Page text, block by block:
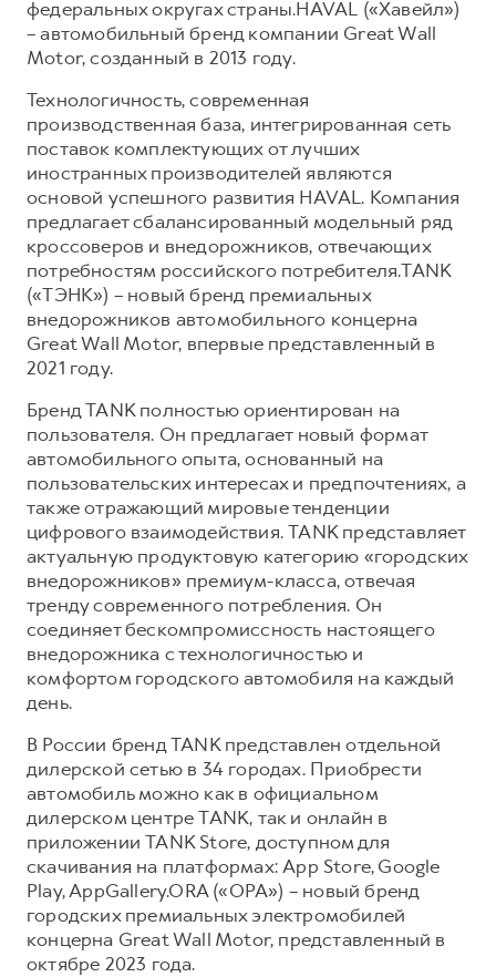
федеральных округах страны.HAVAL («Хавейл»)
– автомобильный бренд компании Great Wall
Motor, созданный в 2013 году.
Технологичность, современная
производственная база, интегрированная сеть
поставок комплектующих от лучших
иностранных производителей являются
основой успешного развития HAVAL. Компания
предлагает сбалансированный модельный ряд
кроссоверов и внедорожников, отвечающих
потребностям российского потребителя.TANK
(«ТЭНК») – новый бренд премиальных
внедорожников автомобильного концерна
Great Wall Motor, впервые представленный в
2021 году.
Бренд TANK полностью ориентирован на
пользователя. Он предлагает новый формат
автомобильного опыта, основанный на
пользовательских интересах и предпочтениях, а
также отражающий мировые тенденции
цифрового взаимодействия. TANK представляет
актуальную продуктовую категорию «городских
внедорожников» премиум-класса, отвечая
тренду современного потребления. Он
соединяет бескомпромиссность настоящего
внедорожника с технологичностью и
комфортом городского автомобиля на каждый
день.
В России бренд TANK представлен отдельной
дилерской сетью в 34 городах. Приобрести
автомобиль можно как в официальном
дилерском центре TANK, так и онлайн в
приложении TANK Store, доступном для
скачивания на платформах: App Store, Google
Play, AppGallery.ORA («ОРА») – новый бренд
городских премиальных электромобилей
концерна Great Wall Motor, представленный в
октябре 2023 года.